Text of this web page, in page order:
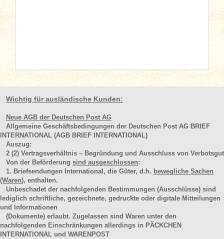
Wichtig für ausländische Kunden:
Neue AGB der Deutschen Post AG
Allgemeine Geschäftsbedingungen der Deutschen Post AG BRIEF
INTERNATIONAL (AGB BRIEF INTERNATIONAL)
Auszug:
2 (2) Vertragsverhältnis – Begründung und Ausschluss von Verbotsgut
Von der Beförderung sind ausgeschlossen:
1. Briefsendungen International, die Güter, d.h. bewegliche Sachen
(Waren), enthalten.
Unbeschadet der nachfolgenden Bestimmungen (Ausschlüsse) sind
lediglich schriftliche, gezeichnete, gedruckte oder digitale Mitteilungen
und Informationen
(Dokumente) erlaubt. Zugelassen sind Waren unter den
nachfolgenden Einschränkungen allerdings in PÄCKCHEN
INTERNATIONAL und WARENPOST